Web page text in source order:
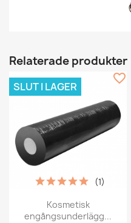
Relaterade produkter
Kosmetisk
engångsunderlägg...
(1)
SLUT I LAGER
favorite_border